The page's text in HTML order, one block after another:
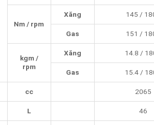
Nm / rpm
Xăng 145 /
Gas 151 /
kgm /
rpm
Xăng 14.8 /
Gas 15.4 /
cc 2065
L 46